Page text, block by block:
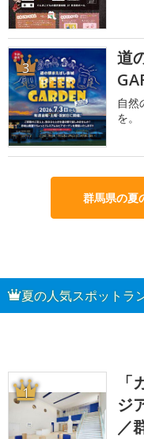
3
道
自然
を。
群馬県の夏
夏の人気スポットラ
1
ジ
／